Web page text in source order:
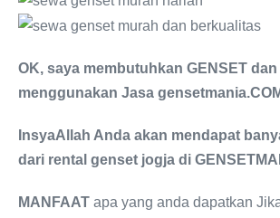
OK, saya membutuhkan GENSET
menggunakan Jasa gensetmania
InsyaAllah Anda akan mendapat
dari rental genset jogja di
MANFAAT apa yang anda dapatkan